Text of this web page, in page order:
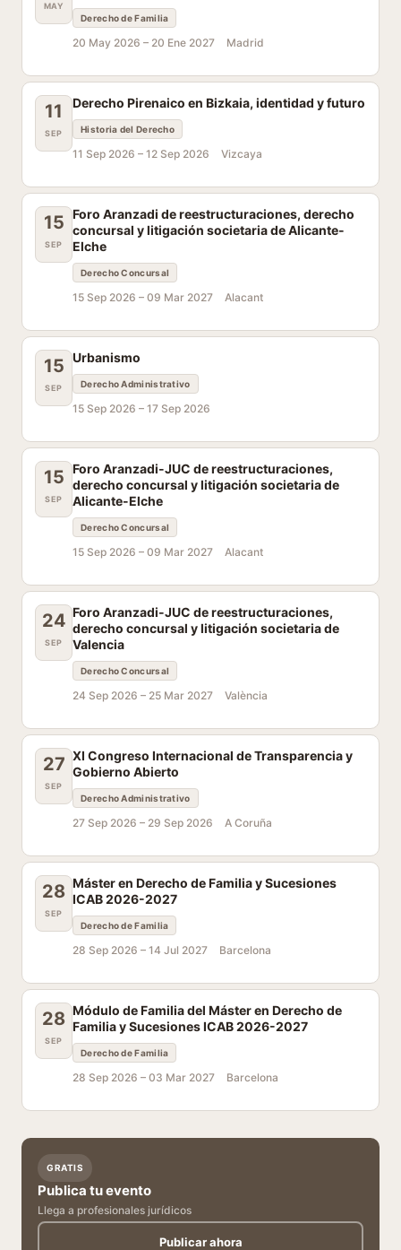
MAY
Derecho de Familia
20 May 2026 – 20 Ene 2027 Madrid
11
SEP
Derecho Pirenaico en Bizkaia, identidad y futuro
Historia del Derecho
11 Sep 2026 – 12 Sep 2026 Vizcaya
15
SEP
Foro Aranzadi de reestructuraciones, derecho
concursal y litigación societaria de Alicante-
Elche
Derecho Concursal
15 Sep 2026 – 09 Mar 2027 Alacant
15
SEP
Urbanismo
Derecho Administrativo
15 Sep 2026 – 17 Sep 2026
15
SEP
Foro Aranzadi-JUC de reestructuraciones,
derecho concursal y litigación societaria de
Alicante-Elche
Derecho Concursal
15 Sep 2026 – 09 Mar 2027 Alacant
24
SEP
Foro Aranzadi-JUC de reestructuraciones,
derecho concursal y litigación societaria de
Valencia
Derecho Concursal
24 Sep 2026 – 25 Mar 2027 València
27
SEP
XI Congreso Internacional de Transparencia y
Gobierno Abierto
Derecho Administrativo
27 Sep 2026 – 29 Sep 2026 A Coruña
28
SEP
Máster en Derecho de Familia y Sucesiones
ICAB 2026-2027
Derecho de Familia
28 Sep 2026 – 14 Jul 2027 Barcelona
28
SEP
Módulo de Familia del Máster en Derecho de
Familia y Sucesiones ICAB 2026-2027
Derecho de Familia
28 Sep 2026 – 03 Mar 2027 Barcelona
GRATIS
Publica tu evento
Llega a profesionales jurídicos
Publicar ahora